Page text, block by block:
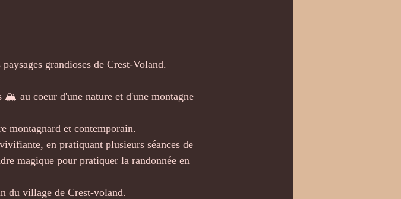
grandioses de Crest-Voland.
🏔 au coeur d'une nature et d'une montagne
montagnard et contemporain.
en pratiquant plusieurs séances de
magique pour pratiquer la randonnée en
du village de Crest-voland.